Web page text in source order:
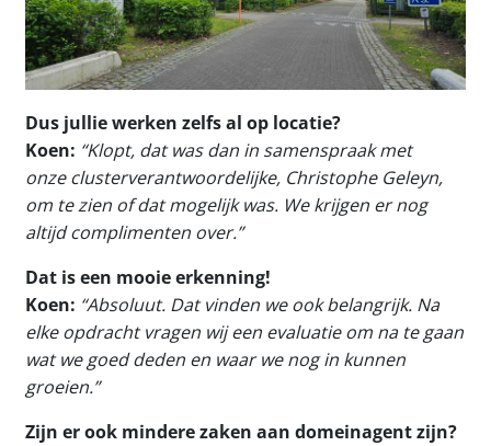
Dus jullie werken zelfs al op locatie?
Koen: “Klopt, dat was dan in samenspraak met
onze clusterverantwoordelijke, Christophe Geleyn,
om te zien of dat mogelijk was. We krijgen er nog
altijd complimenten over.”
Dat is een mooie erkenning!
Koen: “Absoluut. Dat vinden we ook belangrijk. Na
elke opdracht vragen wij een evaluatie om na te gaan
wat we goed deden en waar we nog in kunnen
groeien.”
Zijn er ook mindere zaken aan domeinagent zijn?